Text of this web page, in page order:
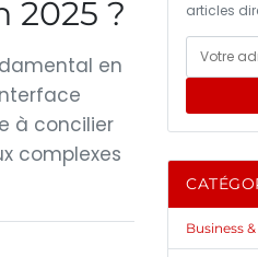
2025 ?
en
à concilier
complexes
articles
Business